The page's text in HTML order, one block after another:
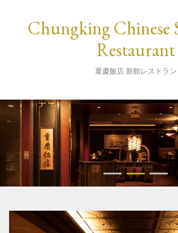
Chungking Chinese
Restaurant
重慶飯店 新館レストラン